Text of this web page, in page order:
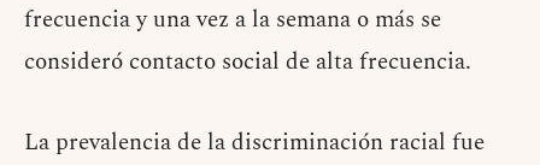
frecuencia y una vez a la semana o más se
consideró contacto social de alta frecuencia.
La prevalencia de la discriminación racial fue